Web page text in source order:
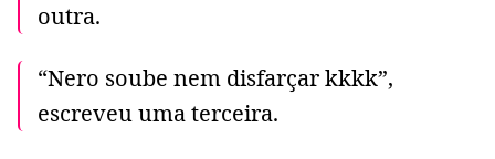
outra.
“Nero soube nem disfarçar kkkk”,
escreveu uma terceira.